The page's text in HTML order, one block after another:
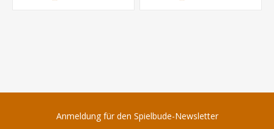
Anmeldung für den Spielbude-Newsletter